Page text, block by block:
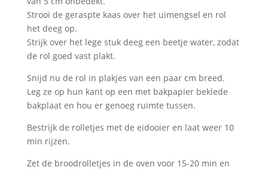
Strooi de geraspte kaas over het uimengsel en rol
het deeg op.
Strijk over het lege stuk deeg een beetje water, zodat
de rol goed vast plakt.
Snijd nu de rol in plakjes van een paar cm breed.
Leg ze op hun kant op een met bakpapier beklede
bakplaat en hou er genoeg ruimte tussen.
Bestrijk de rolletjes met de eidooier en laat weer 10
min rijzen.
Zet de broodrolletjes in de oven voor 15-20 min en